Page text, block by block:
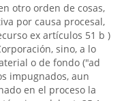
otro orden de cosas,
por causa procesal,
ex artículos 51 b )
sino, a lo
o de fondo ("ad
impugnados, aun
en el proceso la